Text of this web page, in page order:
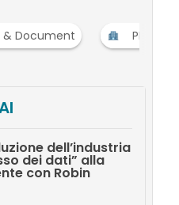
& Document PMI
dell’industria
dei dati” alla
con Robin